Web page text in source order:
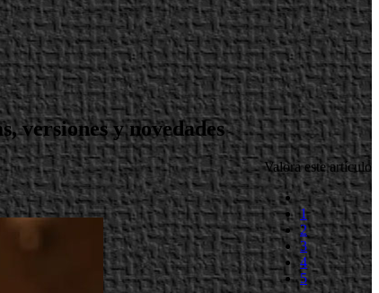
versiones y novedades
Valora este artículo
1
2
3
4
5